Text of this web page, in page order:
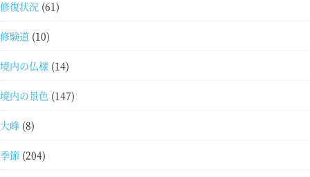
修復状況 (61)
修験道 (10)
境内の仏様 (14)
境内の景色 (147)
大峰 (8)
季節 (204)